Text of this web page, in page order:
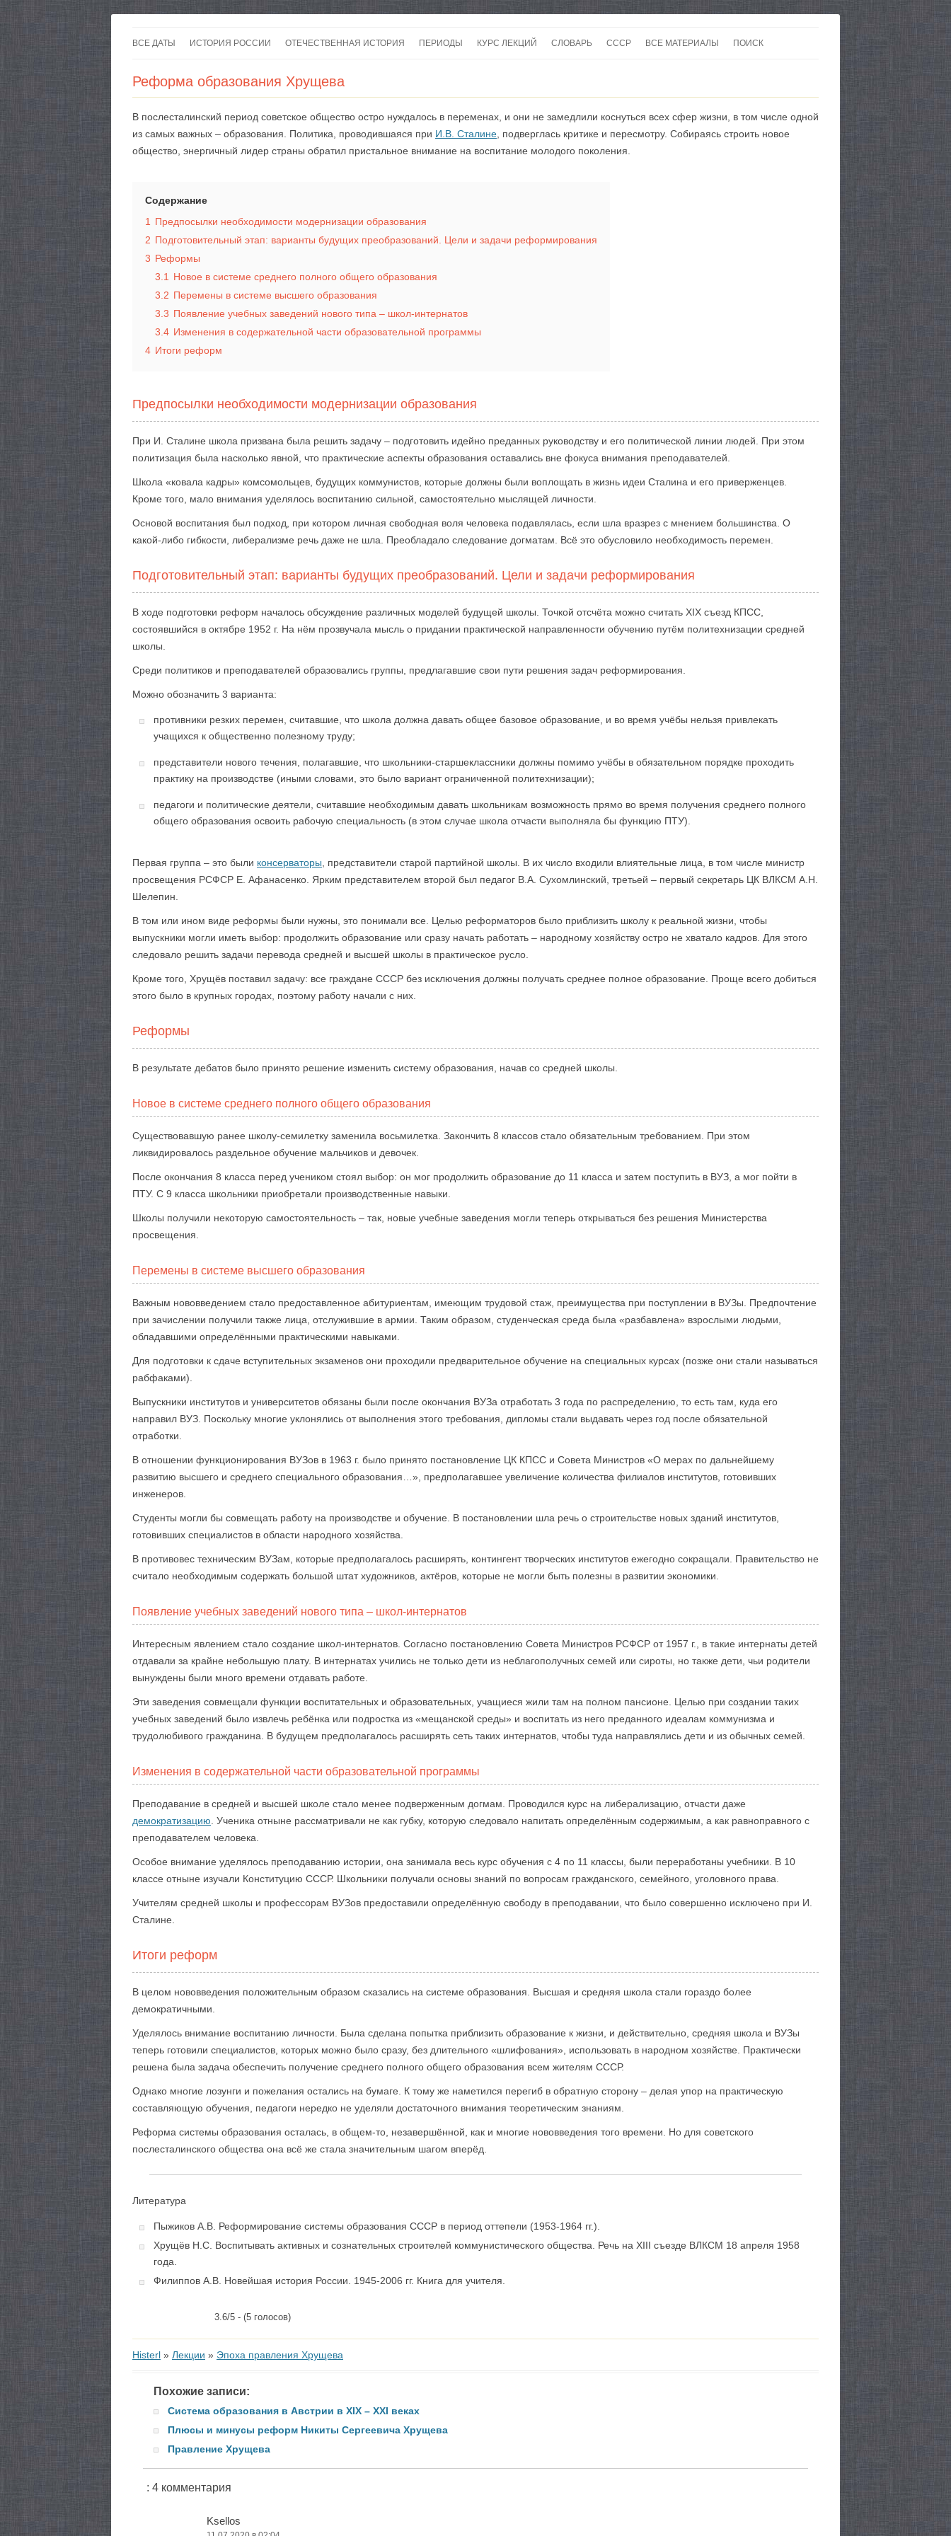
к
ВСЕ ДАТЫ ИСТОРИЯ РОССИИ ОТЕЧЕСТВЕННАЯ ИСТОРИЯ ПЕРИОДЫ КУРС ЛЕКЦИЙ СЛОВАРЬ СССР
ВОЙНЫ
ВСЕ МАТЕРИАЛЫ
КАРТЫ
ПОИСК
Реформа образования Хрущева
В послесталинский период советское общество остро нуждалось в переменах, и они не замедлили коснуться всех сфер жизни, в том числе одной
из самых важных – образования. Политика, проводившаяся при И.В. Сталине , подверглась критике и пересмотру. Собираясь строить новое
общество, энергичный лидер страны обратил пристальное внимание на воспитание молодого поколения.
Содержание
1
Предпосылки необходимости модернизации образования
2 Подготовительный этап: варианты будущих преобразований. Цели и задачи реформирования
3 Реформы
3.1
Новое в системе среднего полного общего образования
3.2 Перемены в системе высшего образования
3.3 Появление учебных заведений нового типа – школ-интернатов
3.4 Изменения в содержательной части образовательной программы
4 Итоги реформ
Предпосылки необходимости модернизации образования
При И. Сталине школа призвана была решить задачу – подготовить идейно преданных руководству и его политической линии людей. При этом
политизация была насколько явной, что практические аспекты образования оставались вне фокуса внимания преподавателей.
Школа «ковала кадры» комсомольцев, будущих коммунистов, которые должны были воплощать в жизнь идеи Сталина и его приверженцев.
Кроме того, мало внимания уделялось воспитанию сильной, самостоятельно мыслящей личности.
Основой воспитания был подход, при котором личная свободная воля человека подавлялась, если шла вразрез с мнением большинства. О
какой-либо гибкости, либерализме речь даже не шла. Преобладало следование догматам. Всё это обусловило необходимость перемен.
Подготовительный этап: варианты будущих преобразований. Цели и задачи реформирования
В ходе подготовки реформ началось обсуждение различных моделей будущей школы. Точкой отсчёта можно считать XIX съезд КПСС,
состоявшийся в октябре 1952 г. На нём прозвучала мысль о придании практической направленности обучению путём политехнизации средней
школы.
Среди политиков и преподавателей образовались группы, предлагавшие свои пути решения задач реформирования.
Можно обозначить 3 варианта:
противники резких перемен, считавшие, что школа должна давать общее базовое образование, и во время учёбы нельзя привлекать
учащихся к общественно полезному труду;
представители нового течения, полагавшие, что школьники-старшеклассники должны помимо учёбы в обязательном порядке проходить
практику на производстве (иными словами, это было вариант ограниченной политехнизации);
педагоги и политические деятели, считавшие необходимым давать школьникам возможность прямо во время получения среднего полного
общего образования освоить рабочую специальность (в этом случае школа отчасти выполняла бы функцию ПТУ).
Первая группа – это были консерваторы , представители старой партийной школы. В их число входили влиятельные лица, в том числе министр
просвещения РСФСР Е. Афанасенко. Ярким представителем второй был педагог В.А. Сухомлинский, третьей – первый секретарь ЦК ВЛКСМ А.Н.
Шелепин.
В том или ином виде реформы были нужны, это понимали все. Целью реформаторов было приблизить школу к реальной жизни, чтобы
выпускники могли иметь выбор: продолжить образование или сразу начать работать – народному хозяйству остро не хватало кадров. Для этого
следовало решить задачи перевода средней и высшей школы в практическое русло.
Кроме того, Хрущёв поставил задачу: все граждане СССР без исключения должны получать среднее полное образование. Проще всего добиться
этого было в крупных городах, поэтому работу начали с них.
Реформы
В результате дебатов было принято решение изменить систему образования, начав со средней школы.
Новое в системе среднего полного общего образования
Существовавшую ранее школу-семилетку заменила восьмилетка. Закончить 8 классов стало обязательным требованием. При этом
ликвидировалось раздельное обучение мальчиков и девочек.
После окончания 8 класса перед учеником стоял выбор: он мог продолжить образование до 11 класса и затем поступить в ВУЗ, а мог пойти в
ПТУ. С 9 класса школьники приобретали производственные навыки.
Школы получили некоторую самостоятельность – так, новые учебные заведения могли теперь открываться без решения Министерства
просвещения.
Перемены в системе высшего образования
Важным нововведением стало предоставленное абитуриентам, имеющим трудовой стаж, преимущества при поступлении в ВУЗы. Предпочтение
при зачислении получили также лица, отслужившие в армии. Таким образом, студенческая среда была «разбавлена» взрослыми людьми,
обладавшими определёнными практическими навыками.
Для подготовки к сдаче вступительных экзаменов они проходили предварительное обучение на специальных курсах (позже они стали называться
рабфаками).
Выпускники институтов и университетов обязаны были после окончания ВУЗа отработать 3 года по распределению, то есть там, куда его
направил ВУЗ. Поскольку многие уклонялись от выполнения этого требования, дипломы стали выдавать через год после обязательной
отработки.
В отношении функционирования ВУЗов в 1963 г. было принято постановление ЦК КПСС и Совета Министров «О мерах по дальнейшему
развитию высшего и среднего специального образования…», предполагавшее увеличение количества филиалов институтов, готовивших
инженеров.
Студенты могли бы совмещать работу на производстве и обучение. В постановлении шла речь о строительстве новых зданий институтов,
готовивших специалистов в области народного хозяйства.
В противовес техническим ВУЗам, которые предполагалось расширять, контингент творческих институтов ежегодно сокращали. Правительство не
считало необходимым содержать большой штат художников, актёров, которые не могли быть полезны в развитии экономики.
Появление учебных заведений нового типа – школ-интернатов
Интересным явлением стало создание школ-интернатов. Согласно постановлению Совета Министров РСФСР от 1957 г., в такие интернаты детей
отдавали за крайне небольшую плату. В интернатах учились не только дети из неблагополучных семей или сироты, но также дети, чьи родители
вынуждены были много времени отдавать работе.
Эти заведения совмещали функции воспитательных и образовательных, учащиеся жили там на полном пансионе. Целью при создании таких
учебных заведений было извлечь ребёнка или подростка из «мещанской среды» и воспитать из него преданного идеалам коммунизма и
трудолюбивого гражданина. В будущем предполагалось расширять сеть таких интернатов, чтобы туда направлялись дети и из обычных семей.
Изменения в содержательной части образовательной программы
Преподавание в средней и высшей школе стало менее подверженным догмам. Проводился курс на либерализацию, отчасти даже
демократизацию . Ученика отныне рассматривали не как губку, которую следовало напитать определённым содержимым, а как равноправного с
преподавателем человека.
Особое внимание уделялось преподаванию истории, она занимала весь курс обучения с 4 по 11 классы, были переработаны учебники. В 10
классе отныне изучали Конституцию СССР. Школьники получали основы знаний по вопросам гражданского, семейного, уголовного права.
Учителям средней школы и профессорам ВУЗов предоставили определённую свободу в преподавании, что было совершенно исключено при И.
Сталине.
Итоги реформ
В целом нововведения положительным образом сказались на системе образования. Высшая и средняя школа стали гораздо более
демократичными.
Уделялось внимание воспитанию личности. Была сделана попытка приблизить образование к жизни, и действительно, средняя школа и ВУЗы
теперь готовили специалистов, которых можно было сразу, без длительного «шлифования», использовать в народном хозяйстве. Практически
решена была задача обеспечить получение среднего полного общего образования всем жителям СССР.
Однако многие лозунги и пожелания остались на бумаге. К тому же наметился перегиб в обратную сторону – делая упор на практическую
составляющую обучения, педагоги нередко не уделяли достаточного внимания теоретическим знаниям.
Реформа системы образования осталась, в общем-то, незавершённой, как и многие нововведения того времени. Но для советского
послесталинского общества она всё же стала значительным шагом вперёд.
Литература
Пыжиков А.В. Реформирование системы образования СССР в период оттепели (1953-1964 гг.).
Хрущёв Н.С. Воспитывать активных и сознательных строителей коммунистического общества. Речь на XIII съезде ВЛКСМ 18 апреля 1958
года.
Филиппов А.В. Новейшая история России. 1945-2006 гг. Книга для учителя.
3.6/5 - (5 голосов)
Histerl » Лекции » Эпоха правления Хрущева
Похожие записи:
Система образования в Австрии в ХIХ – ХХI веках
Плюсы и минусы реформ Никиты Сергеевича Хрущева
Правление Хрущева
: 4 комментария
Ksellos